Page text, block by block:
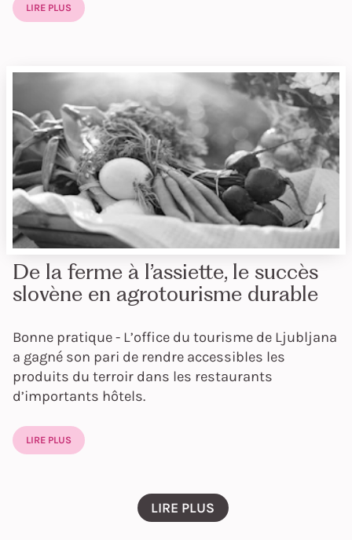
LIRE PLUS
De la ferme à l’assiette, le succès
slovène en agrotourisme durable
Bonne pratique - L’office du tourisme de Ljubljana
a gagné son pari de rendre accessibles les
produits du terroir dans les restaurants
d’importants hôtels.
LIRE PLUS
LIRE PLUS